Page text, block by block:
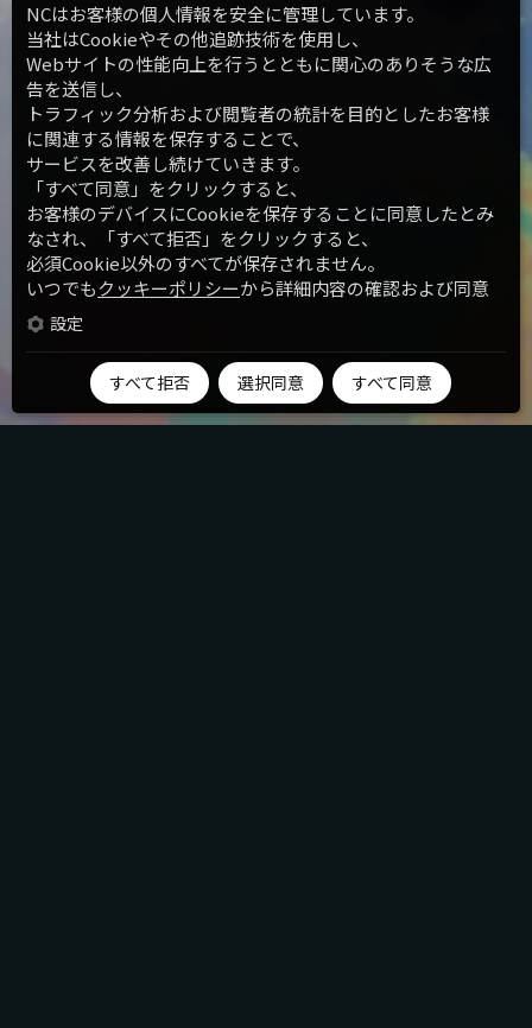
NCはお客様の個人情報を安全に管理しています。
当社はCookieやその他追跡技術を使用し、
Webサイトの性能向上を行うとともに関心のありそうな広
告を送信し、
トラフィック分析および閲覧者の統計を目的としたお客様
に関連する情報を保存することで、
サービスを改善し続けていきます。
「すべて同意」をクリックすると、
お客様のデバイスにCookieを保存することに同意したとみ
なされ、「すべて拒否」をクリックすると、
必須Cookie以外のすべてが保存されません。
いつでもクッキーポリシーから詳細内容の確認および同意
の有無を変更、撤回することができます。
設定
すべて拒否 選択同意 すべて同意